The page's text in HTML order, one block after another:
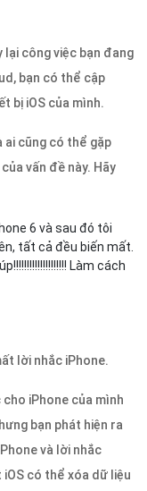
lại công việc bạn đang
bạn có thể cập
bị iOS của mình.
ai cũng có thể gặp
vấn đề này. Hãy
6 và sau đó tôi
tất cả đều biến mất.
Làm cách
lời nhắc iPhone.
iPhone của mình
bạn phát hiện ra
và lời nhắc
có thể xóa dữ liệu